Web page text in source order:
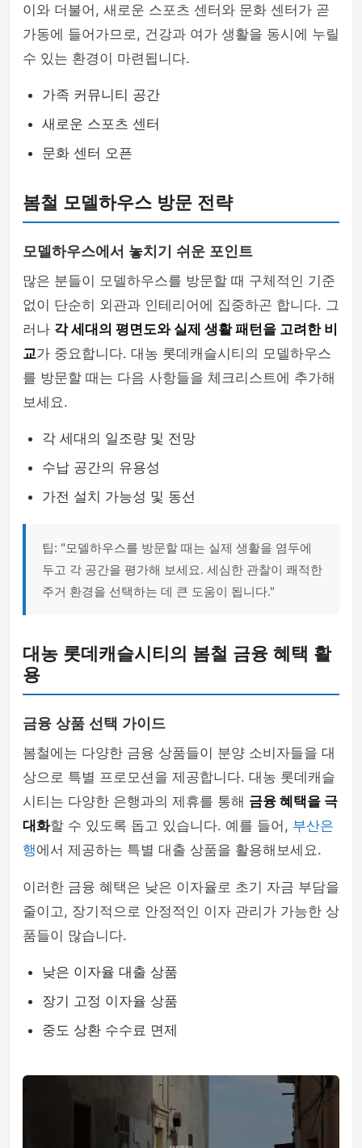
이와 더불어, 새로운 스포츠 센터와 문화 센터가 곧
가동에 들어가므로, 건강과 여가 생활을 동시에 누릴
수 있는 환경이 마련됩니다.
가족 커뮤니티 공간
새로운 스포츠 센터
문화 센터 오픈
봄철 모델하우스 방문 전략
모델하우스에서 놓치기 쉬운 포인트
많은 분들이 모델하우스를 방문할 때 구체적인 기준
없이 단순히 외관과 인테리어에 집중하곤 합니다. 그
러나 각 세대의 평면도와 실제 생활 패턴을 고려한 비
교가 중요합니다. 대농 롯데캐슬시티의 모델하우스
를 방문할 때는 다음 사항들을 체크리스트에 추가해
보세요.
각 세대의 일조량 및 전망
수납 공간의 유용성
가전 설치 가능성 및 동선
팁: "모델하우스를 방문할 때는 실제 생활을 염두에
두고 각 공간을 평가해 보세요. 세심한 관찰이 쾌적한
주거 환경을 선택하는 데 큰 도움이 됩니다."
대농 롯데캐슬시티의 봄철 금융 혜택 활
용
금융 상품 선택 가이드
봄철에는 다양한 금융 상품들이 분양 소비자들을 대
상으로 특별 프로모션을 제공합니다. 대농 롯데캐슬
시티는 다양한 은행과의 제휴를 통해 금융 혜택을 극
대화할 수 있도록 돕고 있습니다. 예를 들어, 부산은
행에서 제공하는 특별 대출 상품을 활용해보세요.
이러한 금융 혜택은 낮은 이자율로 초기 자금 부담을
줄이고, 장기적으로 안정적인 이자 관리가 가능한 상
품들이 많습니다.
낮은 이자율 대출 상품
장기 고정 이자율 상품
중도 상환 수수료 면제